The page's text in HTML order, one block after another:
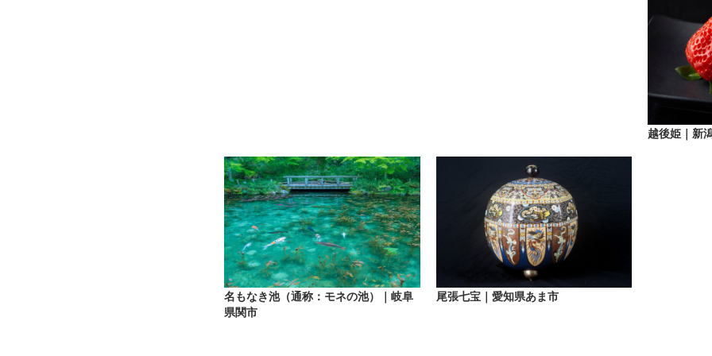
越後姫｜新
名もなき池（通称：モネの池）｜岐阜
県関市
尾張七宝｜愛知県あま市